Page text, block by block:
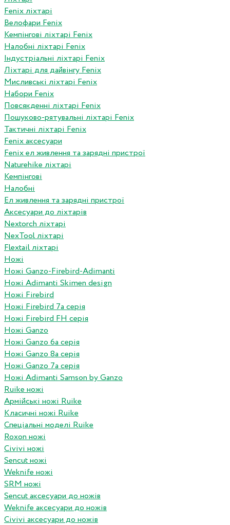
Fenix ліхтарі
Велофари Fenix
Кемпінгові ліхтарі Fenix
Налобні ліхтарі Fenix
Індустріальні ліхтарі Fenix
Ліхтарі для дайвінгу Fenix
Мисливські ліхтарі Fenix
Набори Fenix
Повсякденні ліхтарі Fenix
Пошуково-рятувальні ліхтарі Fenix
Тактичні ліхтарі Fenix
Fenix аксесуари
Fenix ел живлення та зарядні пристрої
Naturehike ліхтарі
Кемпінгові
Налобні
Ел живлення та зарядні пристрої
Аксесуари до ліхтарів
Nextorch ліхтарі
NexTool ліхтарі
Flextail ліхтарі
Ножі
Ножі Ganzo-Firebird-Adimanti
Ножі Adimanti Skimen design
Ножі Firebird
Ножі Firebird 7а серія
Ножі Firebird FH серія
Ножі Ganzo
Ножі Ganzo 6а серія
Ножі Ganzo 8а серія
Ножі Ganzo 7а серія
Ножі Adimanti Samson by Ganzo
Ruike ножі
Армійські ножі Ruike
Класичні ножі Ruike
Спеціальні моделі Ruike
Roxon ножi
Civivi ножі
Sencut ножі
Weknife ножі
SRM ножі
Sencut аксесуари до ножів
Weknife аксесуари до ножів
Civivi аксесуари до ножів